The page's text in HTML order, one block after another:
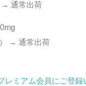
→ 通常出荷
） → 通常出荷
レミアム会員にご登録